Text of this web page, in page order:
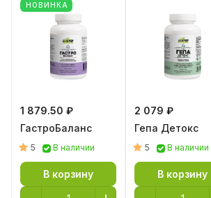
Метафильтрат
Lactobacillus
helveticus
Лактулоза 50%
600
Инстантгам
(гуммиарабик)
Растворимые
пищевые
волокна, не
НОВИНКА
1 879.50 ₽
ГастроБаланс
5 В наличии
В корзину
2 079 ₽
Гепа Детокс
5 В наличии
В корзину